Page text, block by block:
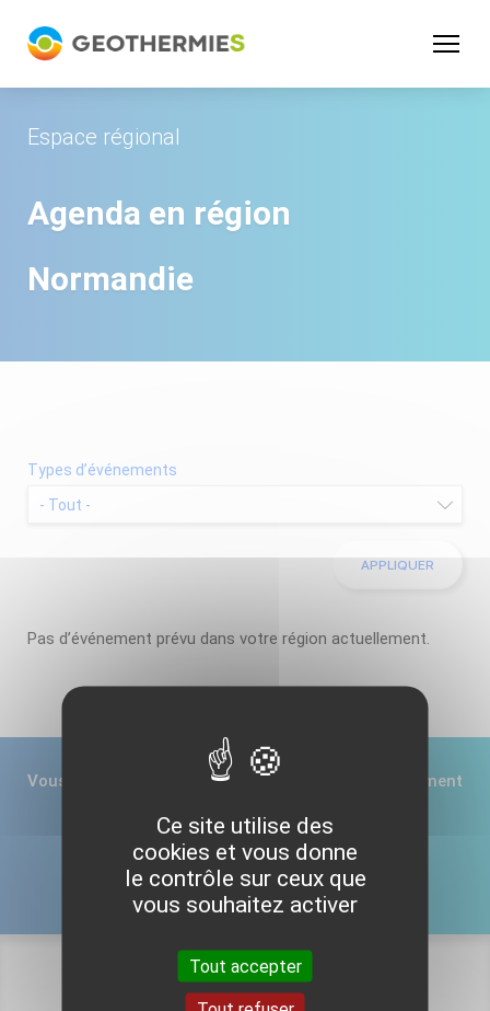
Espace régional
Agenda en région
Normandie
Types d’événements
Pas d’événement prévu dans votre région actuellement.
Vous souhaitez nous informer d’un prochain événement
régional ?
CONTACTEZ-NOUS
Ce site utilise des
cookies et vous donne
le contrôle sur ceux que
vous souhaitez activer
Tout accepter